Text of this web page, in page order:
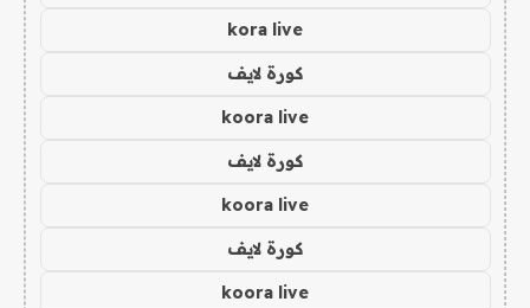
kora live
كورة لايف
koora live
كورة لايف
koora live
كورة لايف
koora live